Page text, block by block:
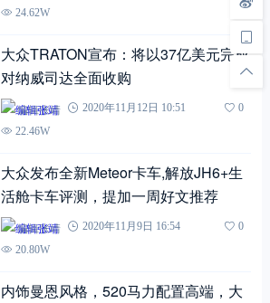
24.62W
大众TRATON宣布：将以37亿美元完成
对纳威司达全面收购
编辑张靖 2020年11月12日 10:51
0
22.46W
大众发布全新Meteor卡车,解放JH6+生
活舱卡车评测，提加一周好文推荐
编辑张靖 2020年11月9日 16:54
0
20.80W
内饰曼恩风格，520马力配置高端，大